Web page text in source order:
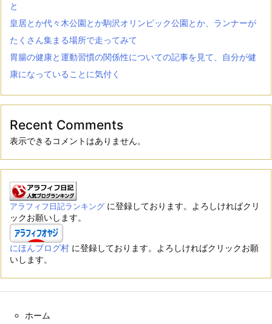
と
皇居とか代々木公園とか駒沢オリンピック公園とか、ランナーが
たくさん集まる場所で走ってみて
胃腸の健康と運動習慣の関係性についての記事を見て、自分が健
康になっていることに気付く
Recent Comments
表示できるコメントはありません。
アラフィフ日記ランキング に登録しております。よろしければクリ
ックお願いします。
にほんブログ村 に登録しております。よろしければクリックお願
いします。
ホーム